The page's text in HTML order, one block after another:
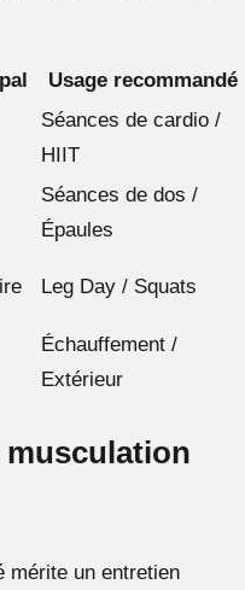
Usage recommandé
Séances de cardio /
HIIT
Séances de dos /
Épaules
Leg Day / Squats
Échauffement /
Extérieur
musculation
mérite un entretien